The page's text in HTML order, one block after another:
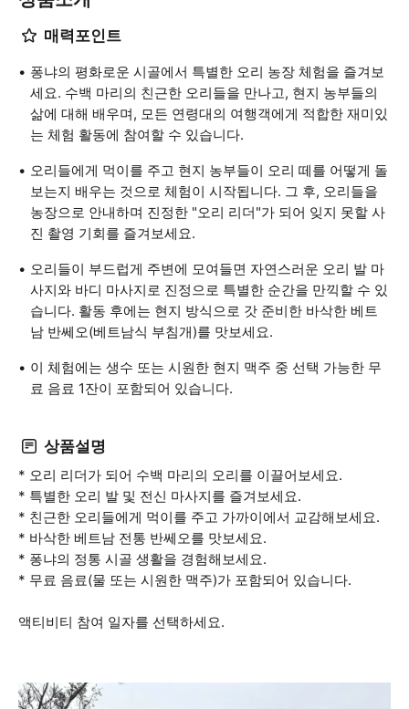
매력포인트
퐁냐의 평화로운 시골에서 특별한 오리 농장 체험을 즐겨보
세요. 수백 마리의 친근한 오리들을 만나고, 현지 농부들의
삶에 대해 배우며, 모든 연령대의 여행객에게 적합한 재미있
는 체험 활동에 참여할 수 있습니다.
오리들에게 먹이를 주고 현지 농부들이 오리 떼를 어떻게 돌
보는지 배우는 것으로 체험이 시작됩니다. 그 후, 오리들을
농장으로 안내하며 진정한 "오리 리더"가 되어 잊지 못할 사
진 촬영 기회를 즐겨보세요.
오리들이 부드럽게 주변에 모여들면 자연스러운 오리 발 마
사지와 바디 마사지로 진정으로 특별한 순간을 만끽할 수 있
습니다. 활동 후에는 현지 방식으로 갓 준비한 바삭한 베트
남 반쎄오(베트남식 부침개)를 맛보세요.
이 체험에는 생수 또는 시원한 현지 맥주 중 선택 가능한 무
료 음료 1잔이 포함되어 있습니다.
상품설명
* 오리 리더가 되어 수백 마리의 오리를 이끌어보세요.
* 특별한 오리 발 및 전신 마사지를 즐겨보세요.
* 친근한 오리들에게 먹이를 주고 가까이에서 교감해보세요.
* 바삭한 베트남 전통 반쎄오를 맛보세요.
* 퐁냐의 정통 시골 생활을 경험해보세요.
* 무료 음료(물 또는 시원한 맥주)가 포함되어 있습니다.
액티비티 참여 일자를 선택하세요.